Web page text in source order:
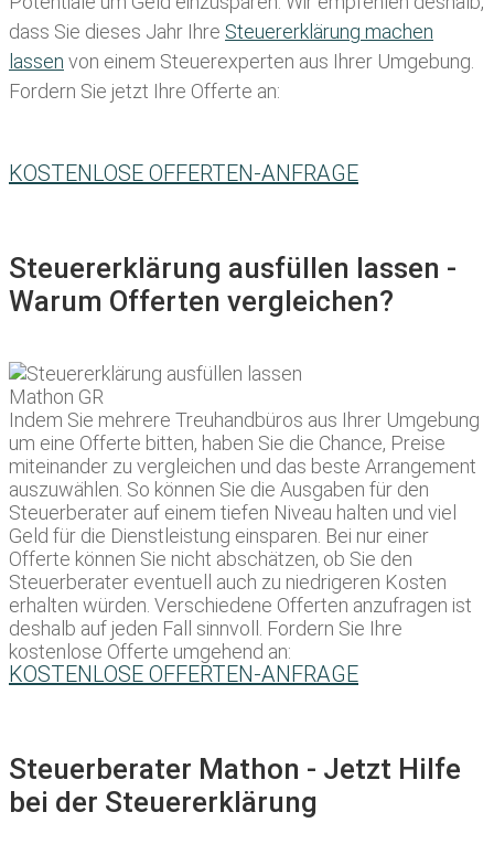
dass Sie dieses Jahr Ihre Steuererklärung machen
lassen von einem Steuerexperten aus Ihrer Umgebung.
Fordern Sie jetzt Ihre Offerte an:
KOSTENLOSE OFFERTEN-ANFRAGE
Steuererklärung ausfüllen lassen -
Warum Offerten vergleichen?
Indem Sie mehrere Treuhandbüros aus Ihrer Umgebung
um eine Offerte bitten, haben Sie die Chance, Preise
miteinander zu vergleichen und das beste Arrangement
auszuwählen. So können Sie die Ausgaben für den
Steuerberater auf einem tiefen Niveau halten und viel
Geld für die Dienstleistung einsparen. Bei nur einer
Offerte können Sie nicht abschätzen, ob Sie den
Steuerberater eventuell auch zu niedrigeren Kosten
erhalten würden. Verschiedene Offerten anzufragen ist
deshalb auf jeden Fall sinnvoll. Fordern Sie Ihre
kostenlose Offerte umgehend an:
KOSTENLOSE OFFERTEN-ANFRAGE
Steuerberater Mathon - Jetzt Hilfe
bei der Steuererklärung